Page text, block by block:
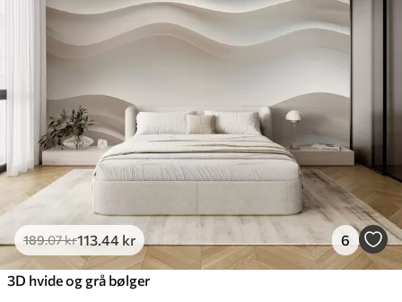
189.07kr113 .44 kr 6
3D hvide og grå bølger